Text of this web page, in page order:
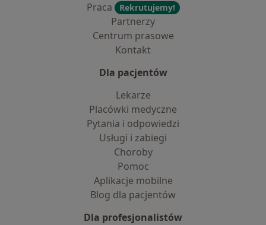
Praca
Rekrutujemy!
Partnerzy
Centrum prasowe
Kontakt
Dla pacjentów
Lekarze
Placówki medyczne
Pytania i odpowiedzi
Usługi i zabiegi
Choroby
Pomoc
Aplikacje mobilne
Blog dla pacjentów
Dla profesjonalistów